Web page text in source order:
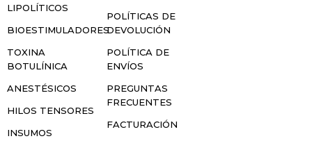
LIPOLÍTICOS
BIOESTIMULADORES
TOXINA
BOTULÍNICA
ANESTÉSICOS
HILOS TENSORES
INSUMOS
POLÍTICAS DE
DEVOLUCIÓN
POLÍTICA DE
ENVÍOS
PREGUNTAS
FRECUENTES
FACTURACIÓN